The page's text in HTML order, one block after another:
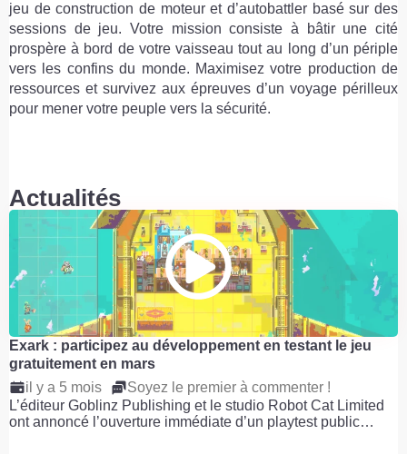
jeu de construction de moteur et d’autobattler basé sur des
sessions de jeu. Votre mission consiste à bâtir une cité
prospère à bord de votre vaisseau tout au long d’un périple
vers les confins du monde. Maximisez votre production de
ressources et survivez aux épreuves d’un voyage périlleux
pour mener votre peuple vers la sécurité.
Actualités
Exark : participez au développement en testant le jeu
gratuitement en mars
il y a 5 mois
Soyez le premier à commenter !
L’éditeur Goblinz Publishing et le studio Robot Cat Limited
ont annoncé l’ouverture immédiate d’un playtest public…